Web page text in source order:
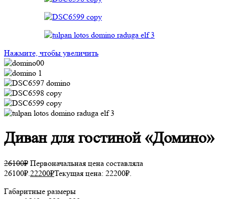
Нажмите, чтобы увеличить
Диван для гостиной «Домино»
26100₽ Первоначальная цена составляла
26100₽. 22200₽Текущая цена: 22200₽.
Габаритные размеры